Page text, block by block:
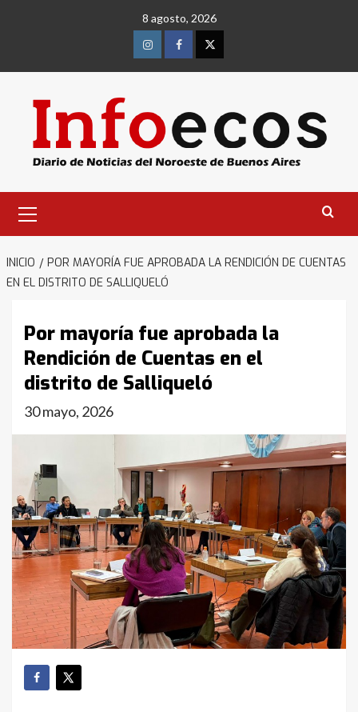
8 agosto, 2026
InstagramFacebookTwitter
primario
INICIO
POR MAYORÍA FUE APROBADA LA RENDICIÓN DE CUENTAS
EN EL DISTRITO DE SALLIQUELÓ
Por mayoría fue aprobada la
Rendición de Cuentas en el
distrito de Salliqueló
30 mayo, 2026